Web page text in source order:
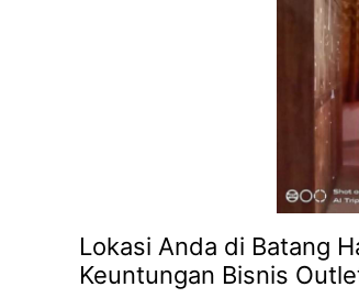
Lokasi Anda di Batang
Keuntungan Bisnis